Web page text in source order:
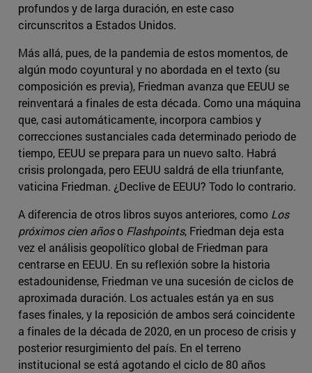
profundos y de larga duración, en este caso
circunscritos a Estados Unidos.
Más allá, pues, de la pandemia de estos momentos, de
algún modo coyuntural y no abordada en el texto (su
composición es previa), Friedman avanza que EEUU se
reinventará a finales de esta década. Como una máquina
que, casi automáticamente, incorpora cambios y
correcciones sustanciales cada determinado periodo de
tiempo, EEUU se prepara para un nuevo salto. Habrá
crisis prolongada, pero EEUU saldrá de ella triunfante,
vaticina Friedman. ¿Declive de EEUU? Todo lo contrario.
A diferencia de otros libros suyos anteriores, como Los
próximos cien añoso Flashpoints, Friedman deja esta
vez el análisis geopolítico global de Friedman para
centrarse en EEUU. En su reflexión sobre la historia
estadounidense, Friedman ve una sucesión de ciclos de
aproximada duración. Los actuales están ya en sus
fases finales, y la reposición de ambos será coincidente
a finales de la década de 2020, en un proceso de crisis y
posterior resurgimiento del país. En el terreno
institucional se está agotando el ciclo de 80 años